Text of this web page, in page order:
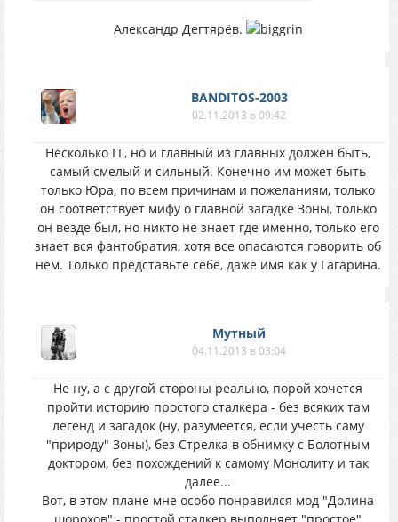
Александр Дегтярёв.
BANDITOS-2003
02.11.2013 в 09:42
Несколько ГГ, но и главный из главных должен быть,
самый смелый и сильный. Конечно им может быть
только Юра, по всем причинам и пожеланиям, только
он соответствует мифу о главной загадке Зоны, только
он везде был, но никто не знает где именно, только его
знает вся фантобратия, хотя все опасаются говорить об
нем. Только представьте себе, даже имя как у Гагарина.
Мутный
04.11.2013 в 03:04
Не ну, а с другой стороны реально, порой хочется
пройти историю простого сталкера - без всяких там
легенд и загадок (ну, разумеется, если учесть саму
"природу" Зоны), без Стрелка в обнимку с Болотным
доктором, без похождений к самому Монолиту и так
далее...
Вот, в этом плане мне особо понравился мод "Долина